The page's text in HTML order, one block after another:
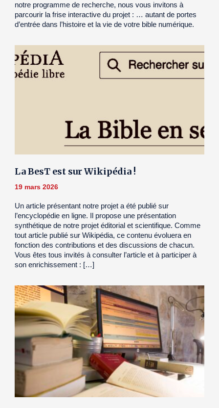
notre programme de recherche, nous vous invitons à
parcourir la frise interactive du projet : … autant de portes
d’entrée dans l’histoire et la vie de votre bible numérique.
La BesT est sur Wikipédia !
19 mars 2026
Un article présentant notre projet a été publié sur
l’encyclopédie en ligne. Il propose une présentation
synthétique de notre projet éditorial et scientifique. Comme
tout article publié sur Wikipédia, ce contenu évoluera en
fonction des contributions et des discussions de chacun.
Vous êtes tous invités à consulter l’article et à participer à
son enrichissement : […]